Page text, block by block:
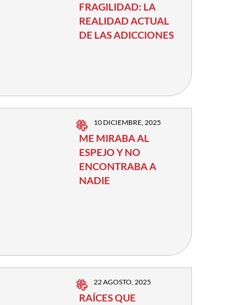
FRAGILIDAD: LA
REALIDAD ACTUAL
DE LAS ADICCIONES
10 DICIEMBRE, 2025
ME MIRABA AL
ESPEJO Y NO
ENCONTRABA A
NADIE
22 AGOSTO, 2025
RAÍCES QUE